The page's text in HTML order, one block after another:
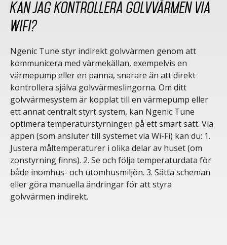
Kan jag kontrollera golvvärmen via
wifi?
Ngenic Tune styr indirekt golvvärmen genom att
kommunicera med värmekällan, exempelvis en
värmepump eller en panna, snarare än att direkt
kontrollera själva golvvärmeslingorna. Om ditt
golvvärmesystem är kopplat till en värmepump eller
ett annat centralt styrt system, kan Ngenic Tune
optimera temperaturstyrningen på ett smart sätt. Via
appen (som ansluter till systemet via Wi-Fi) kan du: 1.
Justera måltemperaturer i olika delar av huset (om
zonstyrning finns). 2. Se och följa temperaturdata för
både inomhus- och utomhusmiljön. 3. Sätta scheman
eller göra manuella ändringar för att styra
golvvärmen indirekt.